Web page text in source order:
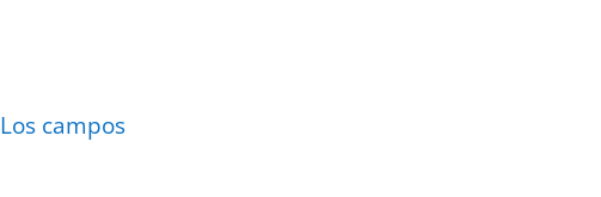
Los campos